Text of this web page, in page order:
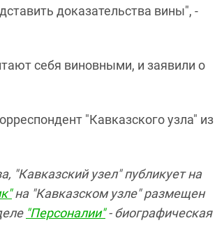
доказательства вины", -
себя виновными, и заявили о
"Кавказского узла" из
"Кавказский узел" публикуетна
на "Кавказском узле" размещен
"Персоналии"- биографическая